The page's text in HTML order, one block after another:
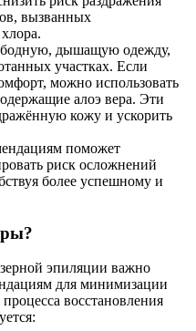
вызванных
дышащую одежду,
участках. Если
можно использовать
алоэ вера. Эти
кожу и ускорить
поможет
риск осложнений
более успешному и
эпиляции важно
для минимизации
восстановления